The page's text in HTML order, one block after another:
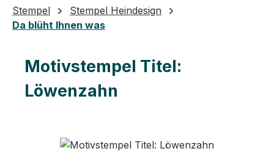
Stempel
Stempel Heindesign
Da blüht Ihnen was
Motivstempel Titel:
Löwenzahn
Bildergalerie überspringen